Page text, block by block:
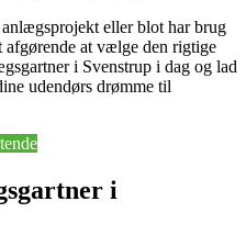
eller blot har brug
at vælge den rigtige
i Svenstrup i dag og lad
udendørs drømme til
i